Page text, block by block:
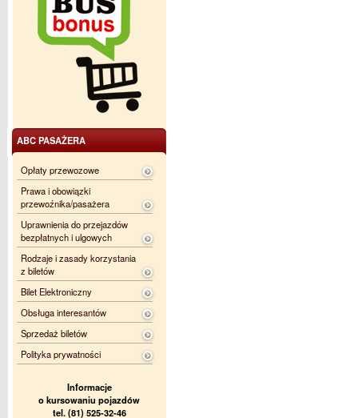
ABC PASAŻERA
Opłaty przewozowe
Prawa i obowiązki
przewoźnika/pasażera
Uprawnienia do przejazdów
bezpłatnych i ulgowych
Rodzaje i zasady korzystania
z biletów
Bilet Elektroniczny
Obsługa interesantów
Sprzedaż biletów
Polityka prywatności
Informacje
o kursowaniu pojazdów
tel. (81) 525-32-46